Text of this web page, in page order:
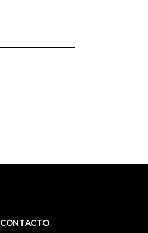
CONTACTO